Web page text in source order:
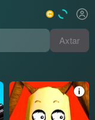
Axtar